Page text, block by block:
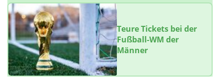
Teure Tickets bei der
Fußball-WM der
Männer